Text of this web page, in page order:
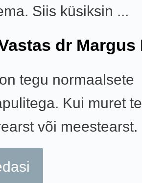
Siis küsiksin ...
dr Margus
tegu normaalsete
Kui muret
või meestearst.